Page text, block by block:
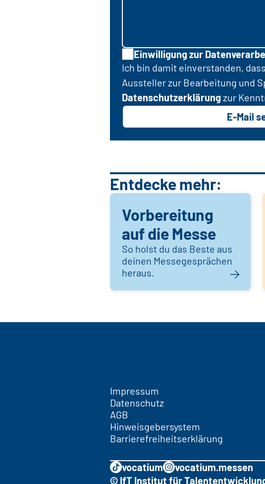
Einwilligung zur
Ich bin damit einverstanden,
Aussteller zur Bearbeitung und
Datenschutzerklärungzur
E-Mail
Entdecke mehr:
Vorbereitung
auf die Messe
So holst du das Beste aus
deinen Messegesprächen
heraus.
Impressum
Datenschutz
AGB
Hinweisgebersystem
Barrierefreiheitserklärung
vocatium
vocatium.messen
© IfT Institut für